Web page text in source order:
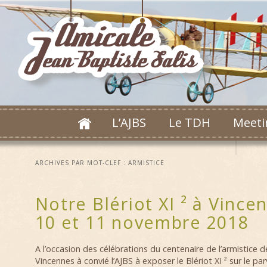
L’AJBS Le TDH
ARCHIVES PAR MOT-CLEF : ARMISTICE
Notre Blériot XI ² à
10 et 11 novembre 2018
A l’occasion des célébrations du centenaire de l’armistice
Vincennes à convié l’AJBS à exposer le Blériot XI ² sur le